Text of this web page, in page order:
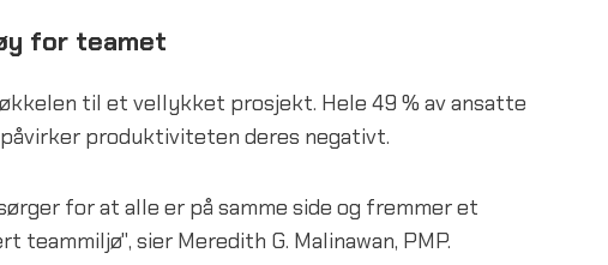
for teamet
til et vellykket prosjekt. Hele 49 % av ansatte
produktiviteten deres negativt.
for at alle er på samme side og fremmer et
teammiljø", sier Meredith G. Malinawan, PMP.